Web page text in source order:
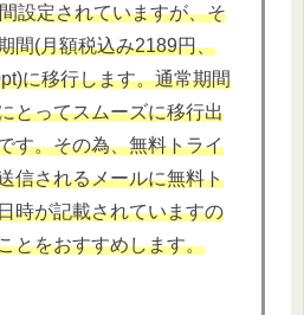
設定されていますが、そ
間(月額税込み2189円、
に移行します。通常期間
とってスムーズに移行出
す。その為、無料トライ
信されるメールに無料ト
時が記載されていますの
とをおすすめします。